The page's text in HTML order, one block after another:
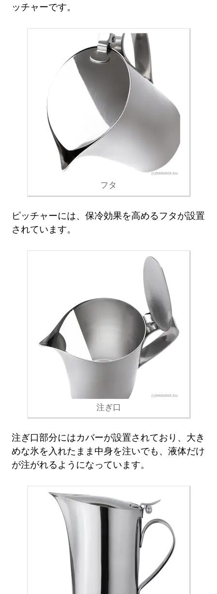
ッチャーです。
フタ
ピッチャーには、保冷効果を高めるフタが設置
されています。
注ぎ口
注ぎ口部分にはカバーが設置されており、大き
めな氷を入れたまま中身を注いでも、液体だけ
が注がれるようになっています。